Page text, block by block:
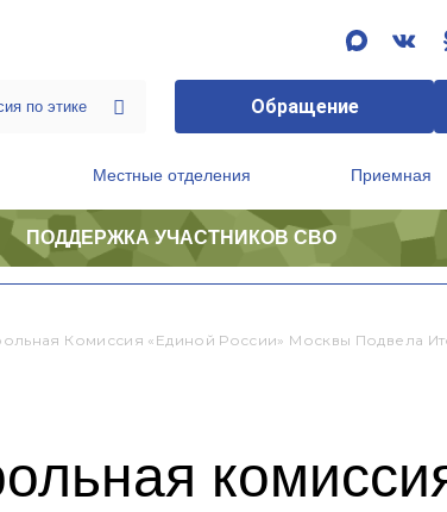
Обращение
Местные отделения Приемная
ПОДДЕРЖКА УЧАСТНИКОВ СВО
Комиссия «Единой России» Москвы Подвела